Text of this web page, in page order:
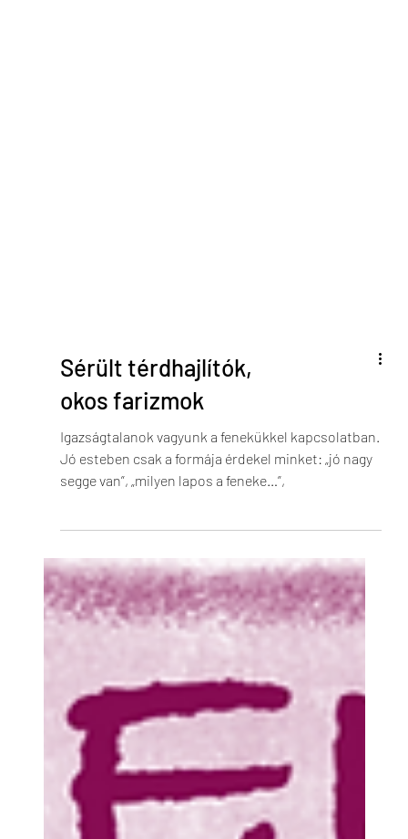
Sérült térdhajlítók,
okos farizmok
Igazságtalanok vagyunk a fenekükkel kapcsolatban.
Jó esteben csak a formája érdekel minket: „jó nagy
segge van”, „milyen lapos a feneke…”,